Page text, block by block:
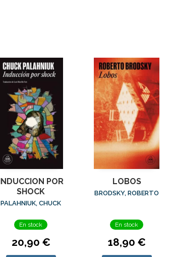
INDUCCION POR
SHOCK
PALAHNIUK, CHUCK
En stock
20,90 €
LOBOS
BRODSKY, ROBERTO
En stock
18,90 €